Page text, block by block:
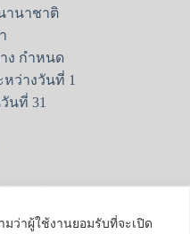
มว่าผู้ใช้งานยอมรับที่จะเปิด
านาชาติ
ง กำหนด
ว่างวันที่ 1
นที่ 31
and